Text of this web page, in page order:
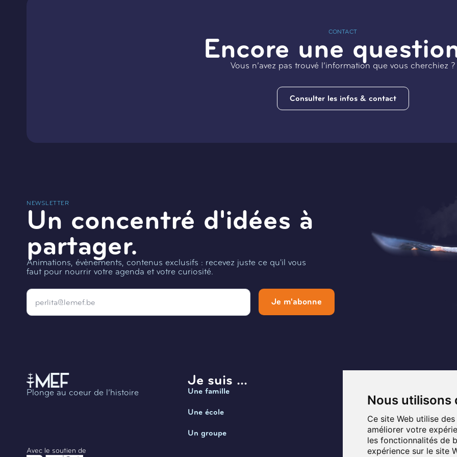
Nous utilisons
Ce site Web utilise
améliorer votre
les fonctionnalités de
expérience sur le site
CONTACT
Encore une
Vous n’avez pas trouvé l’information que vous cherchiez ?
Consulter les infos & contact
NEWSLETTER
Un concentré d'idées à
partager.
Animations, évènements, contenus exclusifs : recevez juste ce qu'il vous
faut pour nourrir votre agenda et votre curiosité.
Email
Je m'abonne
Plonge au coeur de l’histoire
Avec le soutien de
Je suis ...
Une famille
Une école
Un groupe Planifier ma visite
Programmation